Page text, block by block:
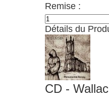
Remise :
Détails du
CD -